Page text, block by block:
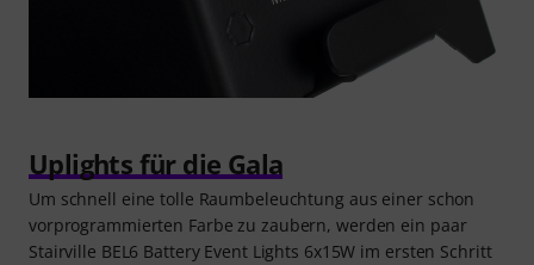
Uplights für die Gala
Um schnell eine tolle Raumbeleuchtung aus einer schon
vorprogrammierten Farbe zu zaubern, werden ein paar
Stairville BEL6 Battery Event Lights 6x15W im ersten Schritt